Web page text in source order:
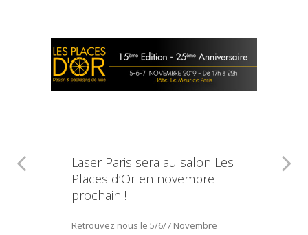
Laser Paris sera au salon Les
Places d’Or en novembre
prochain !
Retrouvez nous le 5/6/7 Novembre